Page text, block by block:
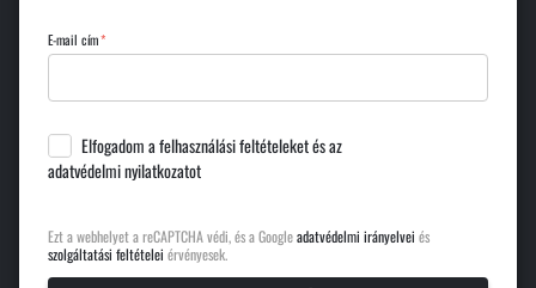
E-mail cím
Elfogadom afelhasználási feltételeketés az
adatvédelmi nyilatkozatot
Ezt a webhelyet a reCAPTCHA védi, és a Googleadatvédelmi irányelvei és
szolgáltatási feltételei érvényesek.